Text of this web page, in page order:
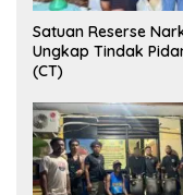
Satuan Reserse
Ungkap Tindak
(CT)